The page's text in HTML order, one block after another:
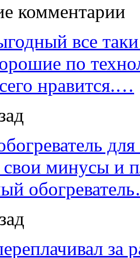
комментарии
все таки
по
нравится.…
свои минусы и
за